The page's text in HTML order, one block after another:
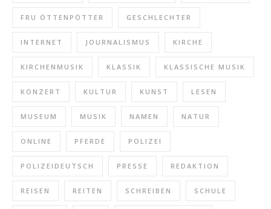
FRU ÖTTENPÖTTER GESCHLECHTER
INTERNET JOURNALISMUS KIRCHE
KIRCHENMUSIK KLASSIK KLASSISCHE MUSIK
KONZERT KULTUR KUNST LESEN
MUSEUM MUSIK NAMEN NATUR
ONLINE PFERDE POLIZEI
POLIZEIDEUTSCH PRESSE REDAKTION
REISEN REITEN SCHREIBEN SCHULE